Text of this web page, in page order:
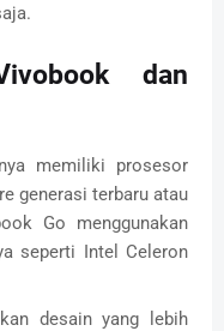
dan
memiliki prosesor
generasi terbaru atau
Go menggunakan
seperti Intel Celeron
desain yang lebih